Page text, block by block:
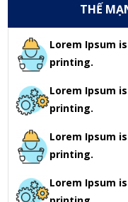
THẾ
Lorem Ipsum
printing.
Lorem Ipsum
printing.
Lorem Ipsum
printing.
Lorem Ipsum